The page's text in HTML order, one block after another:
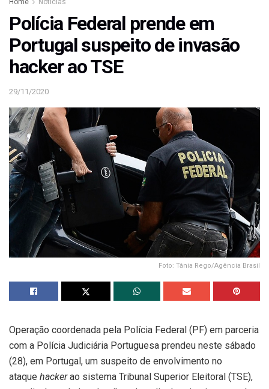
Home Notícias
Polícia Federal prende em
Portugal suspeito de invasão
hacker ao TSE
29/11/2020
Foto: Tânia Rego/Agência Brasil
Operação coordenada pela Polícia Federal (PF) em parceria
com a Polícia Judiciária Portuguesa prendeu neste sábado
(28), em Portugal, um suspeito de envolvimento no
ataque hackerao sistema Tribunal Superior Eleitoral (TSE),